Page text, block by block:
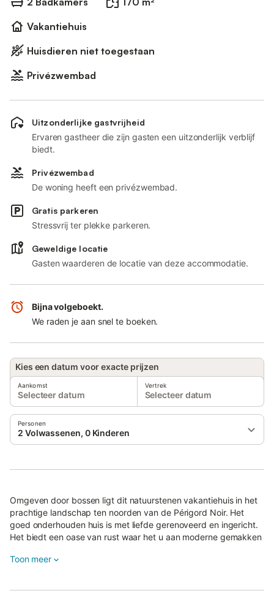
Vakantiehuis
Huisdieren niet toegestaan
Privézwembad
Uitzonderlijke gastvrijheid
Ervaren gastheer die zijn gasten een uitzonderlijk verblijf
biedt.
Privézwembad
De woning heeft een privézwembad.
Gratis parkeren
Stressvrij ter plekke parkeren.
Geweldige locatie
Gasten waarderen de locatie van deze accommodatie.
Bijna volgeboekt.
We raden je aan snel te boeken.
Kies een datum voor exacte prijzen
Aankomst
Selecteer datum
Vertrek
Selecteer datum
Personen
2 Volwassenen, 0 Kinderen
Omgeven door bossen ligt dit natuurstenen vakantiehuis in het
prachtige landschap ten noorden van de Périgord Noir. Het
goed onderhouden huis is met liefde gerenoveerd en ingericht.
Het biedt een oase van rust waar het u aan moderne gemakken
vloerverwarming, een mooie keuken en een geweldig terras
U kunt winkelen in het nabijgelegen Rouffignac en Les Eyzies
Toon meer